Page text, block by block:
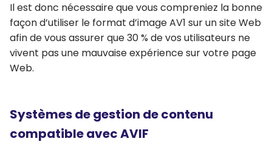
Il est donc nécessaire que vous compreniez la bonne
façon d’utiliser le format d’image AV1 sur un site Web
afin de vous assurer que 30 % de vos utilisateurs ne
vivent pas une mauvaise expérience sur votre page
Web.
Systèmes de gestion de contenu
compatible avec AVIF